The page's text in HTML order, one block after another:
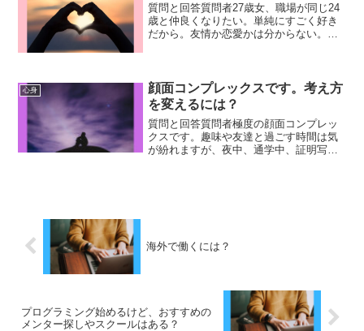
質問と回答質問者27歳女、職場が同じ24
歳と仲良くなりたい。単純にすごく好き
だから。友情か恋愛かは分からない。で
い？帰る瞬間をあちら...
心身
顔面コンプレックスです。考え方
を変えるには？
質問と回答質問者極度の顔面コンプレッ
クスです。趣味や友達と過ごす時間は気
が紛れますが、夜中、通学中、証明写真
海外で働くには？
プログラミング始めるけど、おすすめの
メンター探しやスクールはある？